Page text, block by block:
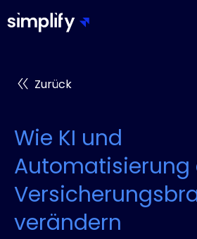
Zurück
Wie KI und
Automatisierung
verändern